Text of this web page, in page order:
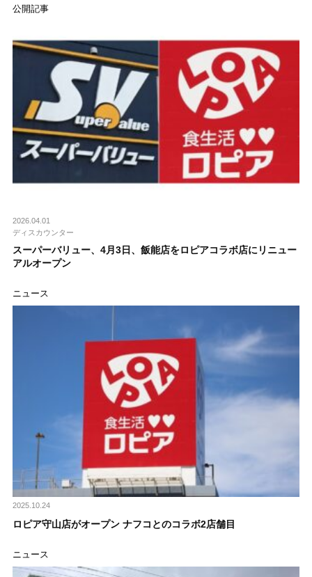
公開記事
2026.04.01
ディスカウンター
スーパーバリュー、4月3日、飯能店をロピアコラボ店にリニュー
アルオープン
ニュース
2025.10.24
ロピア守山店がオープン ナフコとのコラボ2店舗目
ニュース